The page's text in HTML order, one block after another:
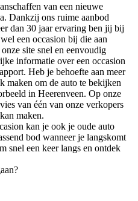
van een nieuwe
Dankzij ons ruime aanbod
dan 30 jaar ervaring ben jij bij
een occasion bij die aan
site snel en eenvoudig
informatie over een occasion
Heb je behoefte aan meer
maken om de auto te bekijken
in Heerenveen. Op onze
van één van onze verkopers
maken.
kan je ook je oude auto
bod wanneer je langskomt
snel een keer langs en ontdek